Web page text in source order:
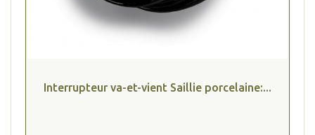
Interrupteur va-et-vient Saillie porcelaine:...